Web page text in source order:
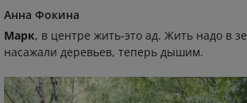
Анна Фокина
Марк, в центре жить-это ад. Жить надо в
насажали деревьев, теперь дышим.